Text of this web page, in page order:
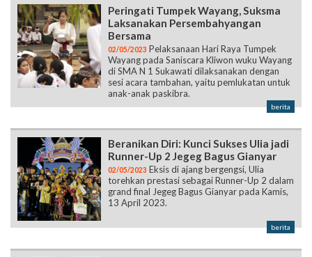
Peringati Tumpek Wayang, Suksma
Laksanakan Persembahyangan
Bersama
02/05/2023 Pelaksanaan Hari Raya Tumpek
Wayang pada Saniscara Kliwon wuku Wayang
di SMA N 1 Sukawati dilaksanakan dengan
sesi acara tambahan, yaitu pemlukatan untuk
anak-anak paskibra.
berita
Beranikan Diri: Kunci Sukses Ulia jadi
Runner-Up 2 Jegeg Bagus Gianyar
02/05/2023 Eksis di ajang bergengsi, Ulia
torehkan prestasi sebagai Runner-Up 2 dalam
grand final Jegeg Bagus Gianyar pada Kamis,
13 April 2023.
berita